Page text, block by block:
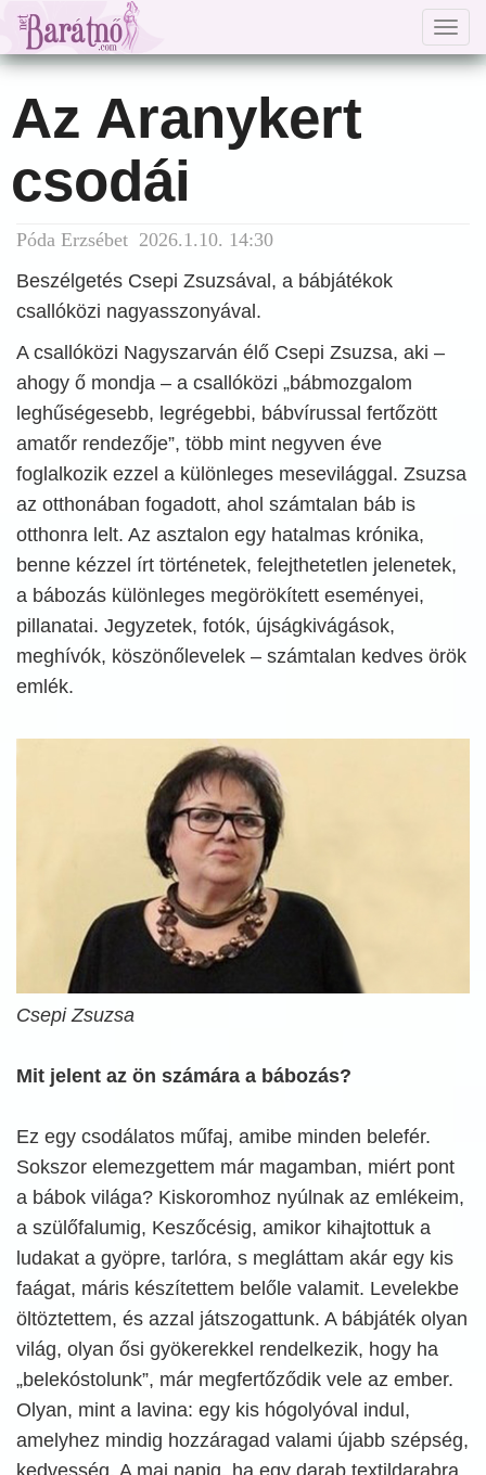
Az Aranykert
csodái
Póda Erzsébet 2026.1.10. 14:30
Beszélgetés Csepi Zsuzsával, a bábjátékok
csallóközi nagyasszonyával.
A csallóközi Nagyszarván élő Csepi Zsuzsa, aki –
ahogy ő mondja – a csallóközi „bábmozgalom
leghűségesebb, legrégebbi, bábvírussal fertőzött
amatőr rendezője”, több mint negyven éve
foglalkozik ezzel a különleges mesevilággal. Zsuzsa
az otthonában fogadott, ahol számtalan báb is
otthonra lelt. Az asztalon egy hatalmas krónika,
benne kézzel írt történetek, felejthetetlen jelenetek,
a bábozás különleges megörökített eseményei,
pillanatai. Jegyzetek, fotók, újságkivágások,
meghívók, köszönőlevelek – számtalan kedves örök
emlék.
Csepi Zsuzsa
Mit jelent az ön számára a bábozás?
Ez egy csodálatos műfaj, amibe minden belefér.
Sokszor elemezgettem már magamban, miért pont
a bábok világa? Kiskoromhoz nyúlnak az emlékeim,
a szülőfalumig, Keszőcésig, amikor kihajtottuk a
ludakat a gyöpre, tarlóra, s megláttam akár egy kis
faágat, máris készítettem belőle valamit. Levelekbe
öltöztettem, és azzal játszogattunk. A bábjáték olyan
világ, olyan ősi gyökerekkel rendelkezik, hogy ha
„belekóstolunk”, már megfertőződik vele az ember.
Olyan, mint a lavina: egy kis hógolyóval indul,
amelyhez mindig hozzáragad valami újabb szépség,